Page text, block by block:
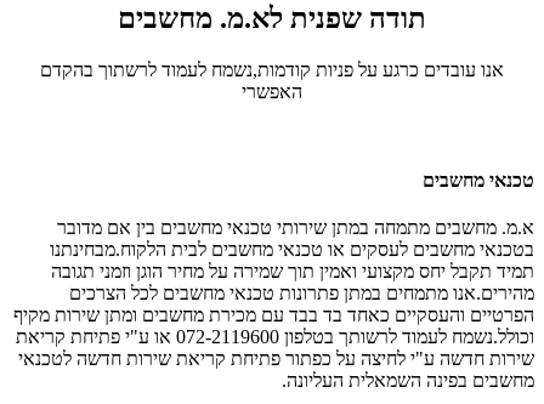
תודה שפנית לא.מ. מחשבים
אנו עובדים כרגע על פניות קודמות,נשמח לעמוד לרשתוך בהקדם
האפשרי
טכנאי מחשבים
א.מ. מחשבים מתמחה במתן שירותי טכנאי מחשבים בין אם מדובר
בטכנאי מחשבים לעסקים או טכנאי מחשבים לבית הלקוח.מבחינתנו
תמיד תקבל יחס מקצועי ואמין תוך שמירה על מחיר הוגן וזמני תגובה
מהירים.אנו מתמחים במתן פתרונות טכנאי מחשבים לכל הצרכים
הפרטיים והעסקיים כאחד בד בבד עם מכירת מחשבים ומתן שירות מקיף
וכולל.נשמח לעמוד לרשותך בטלפון 072-2119600 או ע"י פתיחת קריאת
שירות חדשה ע"י לחיצה על כפתור פתיחת קריאת שירות חדשה לטכנאי
מחשבים בפינה השמאלית העליונה.